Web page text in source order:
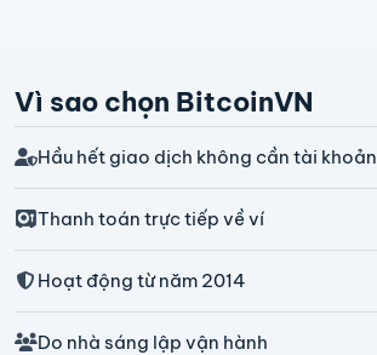
Vì sao chọn BitcoinVN
Hầu hết giao dịch không cần tài khoản
Thanh toán trực tiếp về ví
Hoạt động từ năm 2014
Do nhà sáng lập vận hành